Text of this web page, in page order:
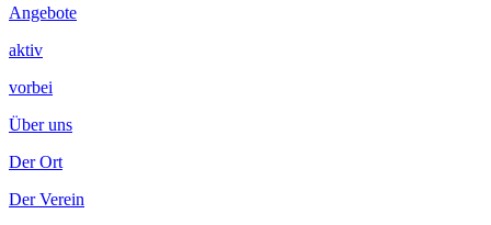
Angebote
aktiv
vorbei
Über uns
Der Ort
Der Verein